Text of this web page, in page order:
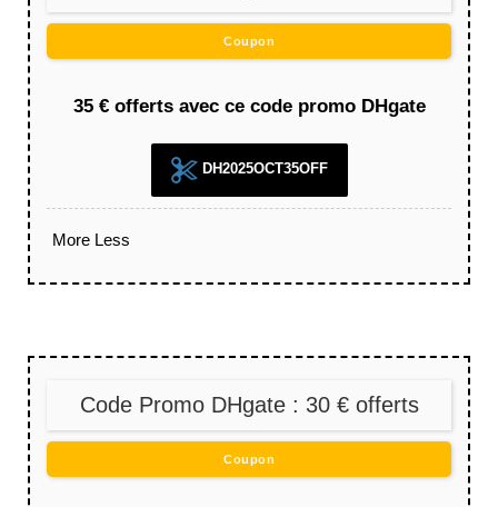
Coupon
35 € offerts avec ce code promo DHgate
DH2025OCT35OFF
More Less
Code Promo DHgate : 30 € offerts
Coupon